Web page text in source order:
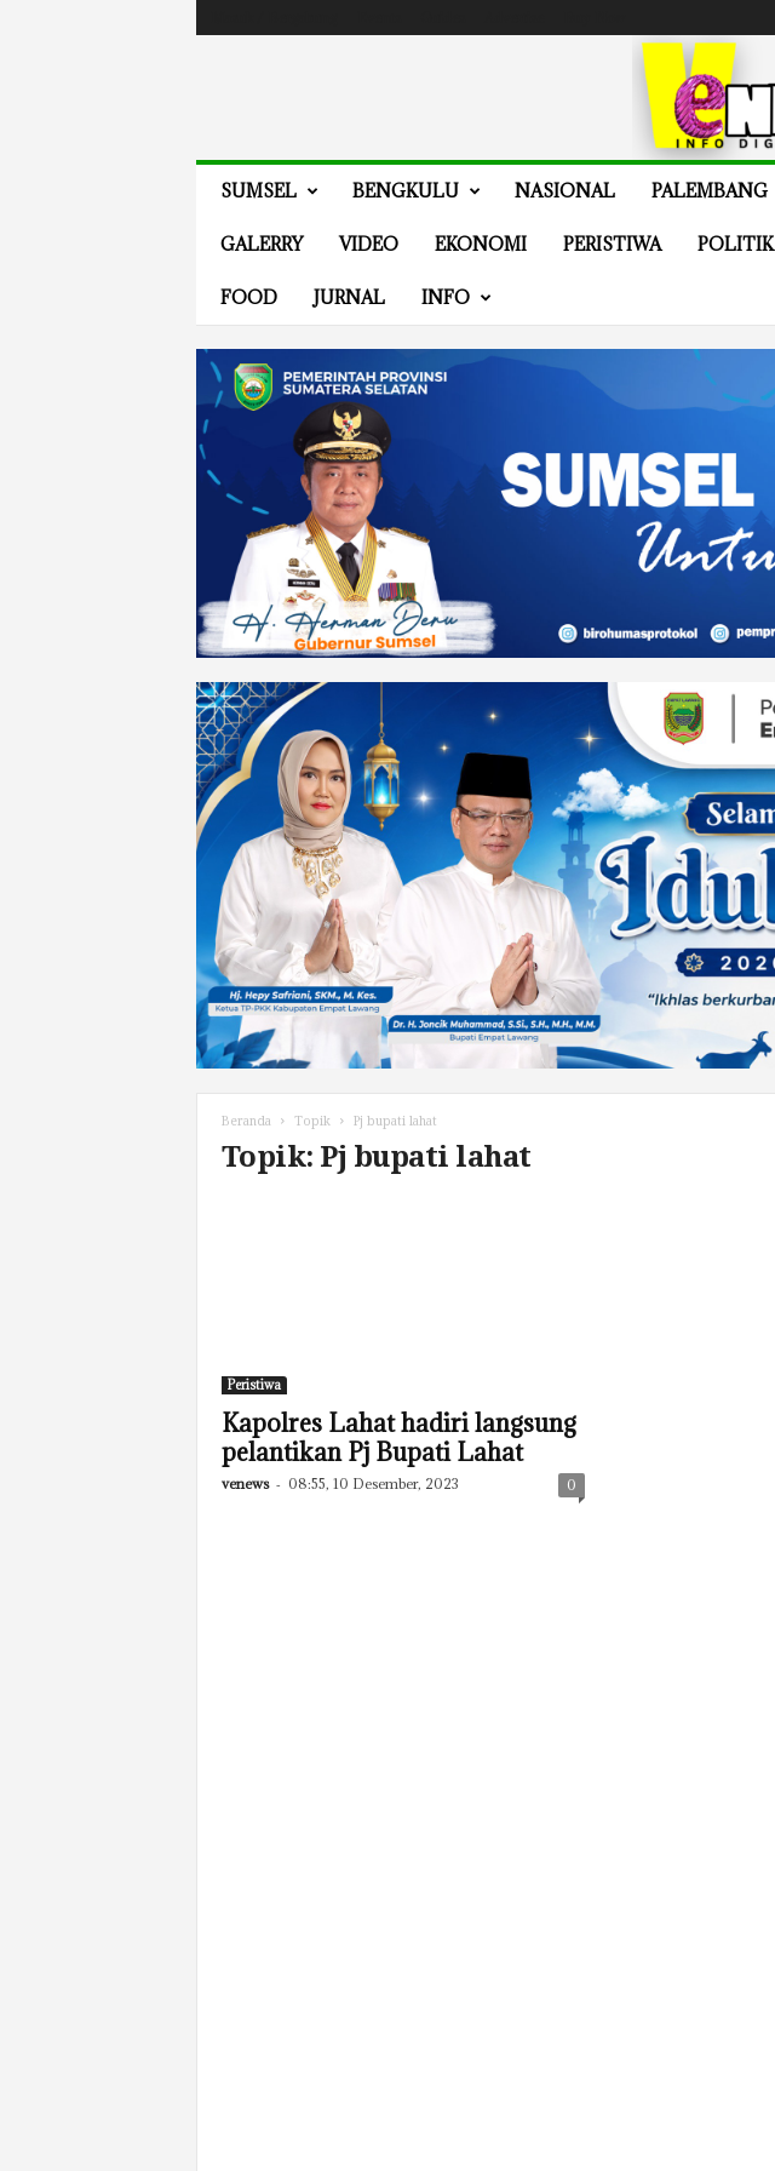
SUMSEL BENGKULU NASIONAL PALEMBANG
GALERRY VIDEO EKONOMI PERISTIWA POLITIK
FOOD JURNAL INFO
Beranda Topik Pj bupati lahat
Topik: Pj bupati lahat
Peristiwa
Kapolres Lahat hadiri langsung
pelantikan Pj Bupati Lahat
venews - 08:55, 10 Desember, 2023 0